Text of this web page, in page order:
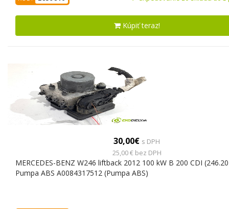
Kúpiť teraz!
30,00€ s DPH
25,00 € bez DPH
MERCEDES-BENZ W246 liftback 2012 100 kW B 200 CDI
Pumpa ABS A0084317512 (Pumpa ABS)